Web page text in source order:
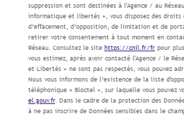
suppression et sont destinées à l'Agence / au
informatique et libertés », vous disposez des droits
d’effacement, d’opposition, de limitation et de
retirer votre consentement à tout moment en
Réseau. Consultez le site https://cnil.fr/fr pour
vous estimez, après avoir contacté l'Agence / le
et Libertés » ne sont pas respectés, vous pouvez
Nous vous informons de l’existence de la liste
téléphonique « Bloctel », sur laquelle vous pouvez
el.gouv.fr. Dans le cadre de la protection des
à ne pas inscrire de Données sensibles dans le